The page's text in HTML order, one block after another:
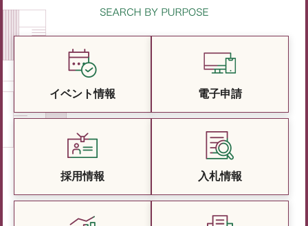
イベント情報 電子申請
採用情報 入札情報